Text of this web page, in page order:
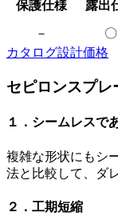
保護仕様 露出
－
〇
カタログ設計価格
セピロンスプレ
１．シームレスで
複雑な形状にもシ
法と比較して、ダ
２．工期短縮